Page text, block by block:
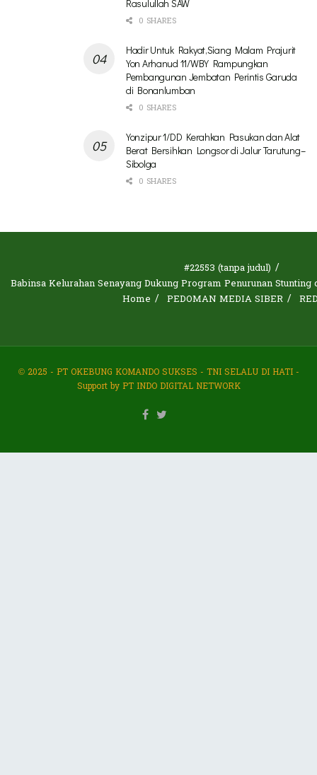
Rasulullah SAW
0 SHARES
Hadir Untuk Rakyat,Siang Malam Prajurit
Yon Arhanud 11/WBY Rampungkan
Pembangunan Jembatan Perintis Garuda
di Bonanlumban
0 SHARES
Yonzipur 1/DD Kerahkan Pasukan dan Alat
Berat Bersihkan Longsor di Jalur Tarutung–
Sibolga
0 SHARES
#22553 (tanpa judul)
Babinsa Kelurahan Senayang Dukung Program Penurunan
Home
PEDOMAN MEDIA SIBER
© 2025 - PT OKEBUNG KOMANDO SUKSES - TNI SELALU DI HATI -
Support by PT INDO DIGITAL NETWORK